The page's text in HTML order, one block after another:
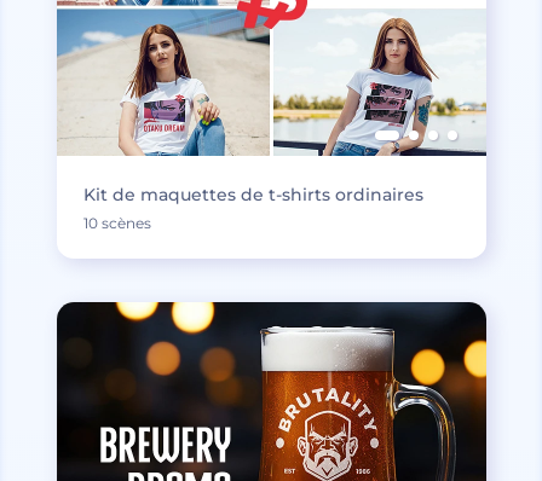
Kit de maquettes de t-shirts ordinaires
10 scènes